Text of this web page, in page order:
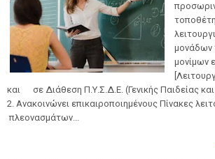
μονάδων
μονίμων
και σε Διάθεση Π.Υ.Σ.Δ.Ε. (Γενικής Παιδείας
2. Ανακοινώνει επικαιροποιημένους Πίνακες
πλεονασμάτων...